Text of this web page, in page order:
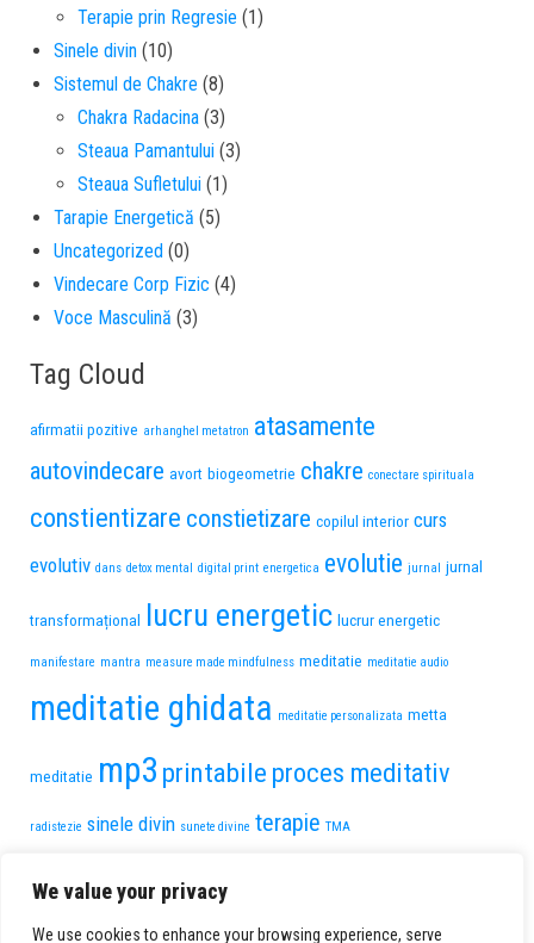
We value your privacy
We use cookies to enhance your browsing experience, serve
Terapie prin Regresie (1)
Sinele divin (10)
Sistemul de Chakre (8)
Chakra Radacina (3)
Steaua Pamantului (3)
Steaua Sufletului (1)
Tarapie Energetică (5)
Uncategorized (0)
Vindecare Corp Fizic (4)
Voce Masculină (3)
Tag Cloud
afirmatii pozitive arhanghel metatron atasamente
autovindecare avort biogeometrie chakre conectare spirituala
constientizare constietizare copilul interior curs
evolutiv dans detox mental digital print energetica evolutie jurnal jurnal
transformațional lucru energetic lucrur energetic
manifestare mantra measure made mindfulness meditatie meditatie audio
meditatie ghidata meditatie personalizata metta
meditatie mp3 printabile proces meditativ
radistezie sinele divin sunete divine terapie TMA
vindecare vindecare interioara voce feminina voce